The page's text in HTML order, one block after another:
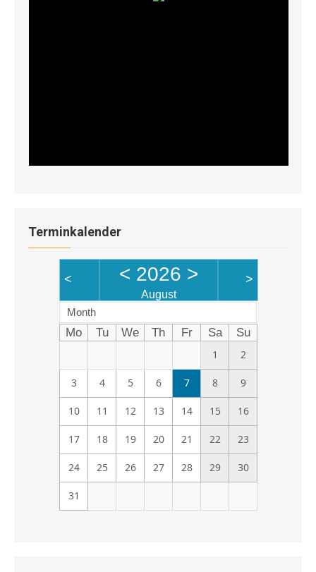
Terminkalender
< < 2026 >
August
>
Month
Mo Tu We Th Fr Sa
Su
1
2
3 4 5 6 7 8 9
10 11 12 13 14 15 16
17 18 19 20 21 22 23
24 25 26 27 28 29 30
31